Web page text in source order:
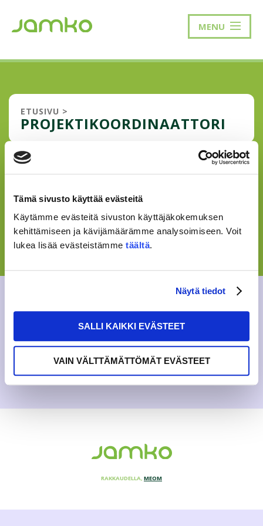
Tämä sivusto käyttää evästeitä
Käytämme evästeitä sivuston käyttäjäkokemuksen
kehittämiseen ja kävijämäärämme analysoimiseen. Voit
lukea lisää evästeistämme täältä.
Näytä tiedot
SALLI KAIKKI EVÄSTEET
VAIN VÄLTTÄMÄTTÖMÄT EVÄSTEET
MENU
ETUSIVU >
PROJEKTIKOORDINAATTORI
HAE
AMAZING RACE JYVÄSKYLÄ -
TAPAHTUMAAN
Oletko opiskelijatapahtumien suurkuluttaja ja
AJANKOHTAISTA,YLEINEN
RAKKAUDELLA, MEOM